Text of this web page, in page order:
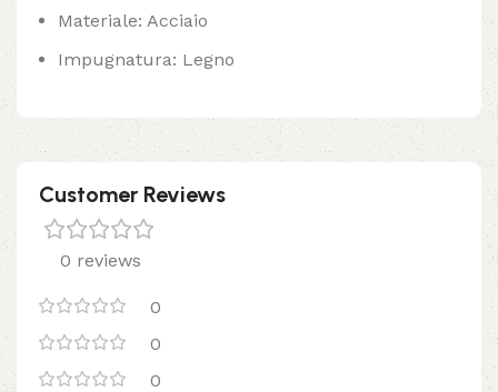
Materiale: Acciaio
Impugnatura: Legno
Customer Reviews
0 reviews
0
0
0